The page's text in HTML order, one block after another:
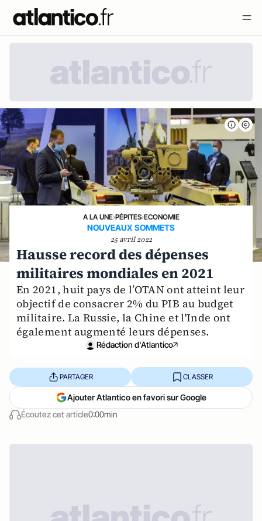
A LA UNE›PÉPITES›ECONOMIE
NOUVEAUX SOMMETS
25 avril 2022
Hausse record des dépenses
militaires mondiales en 2021
En 2021, huit pays de l’OTAN ont atteint leur
objectif de consacrer 2% du PIB au budget
militaire. La Russie, la Chine et l'Inde ont
également augmenté leurs dépenses.
Rédaction d'Atlantico
Écoutez cet article0:00min
PARTAGER CLASSER
Ajouter Atlantico en favori sur Google